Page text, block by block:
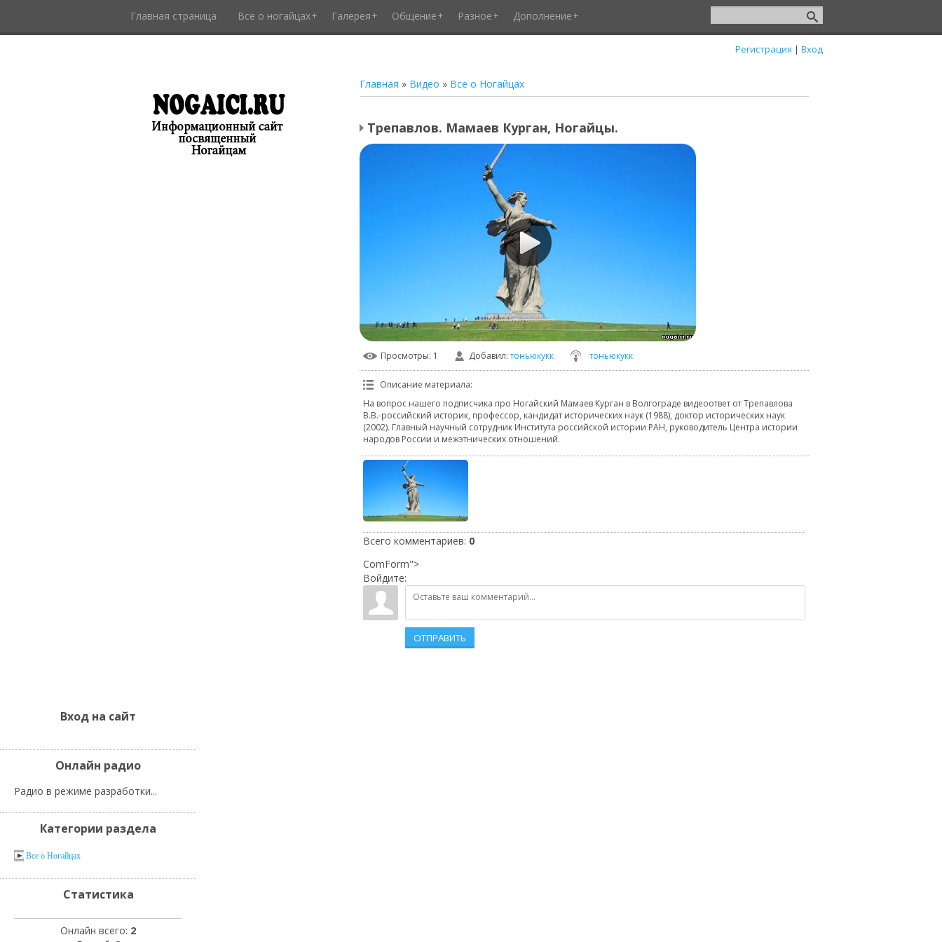
Главная страница Все о ногайцах Галерея Общение Разное Дополнение
Регистрация | Вход
Главная » Видео » Все о Ногайцах
Трепавлов. Мамаев Курган, Ногайцы.
Просмотры: 1 Добавил:тоньюкукк тоньюкукк
Описание материала:
На вопрос нашего подписчика про Ногайский Мамаев Курган в Волгограде видеоответ от Трепавлова
В.В.-российский историк, профессор, кандидат исторических наук (1988), доктор исторических наук
(2002). Главный научный сотрудник Института российской истории РАН, руководитель Центра истории
народов России и межэтнических отношений.
Всего комментариев: 0
ComForm">
Войдите:
ОТПРАВИТЬ
Вход на сайт
Онлайн радио
Радио в режиме разработки...
Категории раздела
Все о Ногайцах
Статистика
Онлайн всего: 2